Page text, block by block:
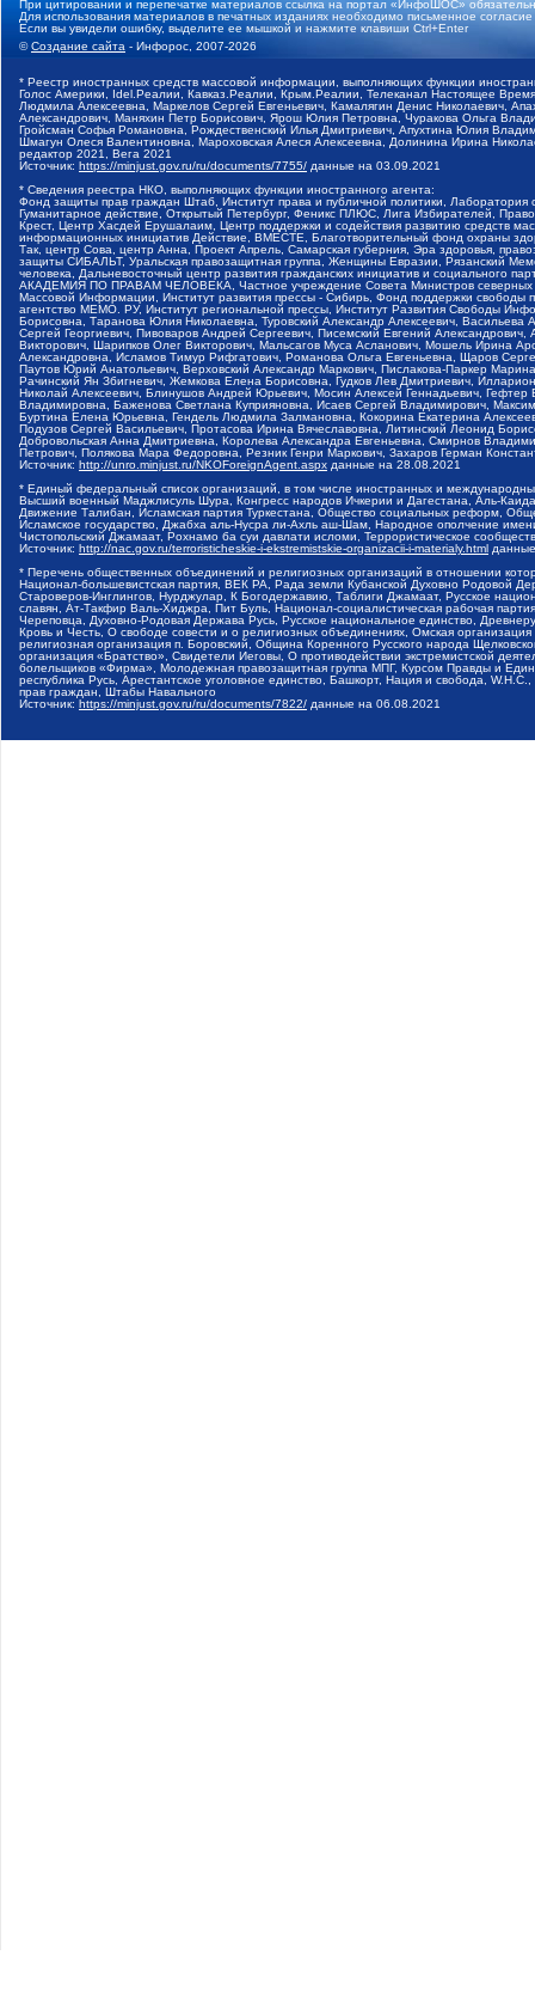
При цитировании и перепечатке материалов ссылка на портал «ИнфоШОС»
Для использования материалов в печатных изданиях необходимо письменное
Если вы увидели ошибку, выделите ее мышкой и нажмите клавиши Ctrl+Enter
©Создание сайта - Инфорос, 2007-2026
* Реестр иностранных средств массовой информации, выполняющих функции
Голос Америки, Idel.Реалии, Кавказ.Реалии, Крым.Реалии, Телеканал Настоящее
Людмила Алексеевна, Маркелов Сергей Евгеньевич, Камалягин Денис Николаевич,
Александрович, Маняхин Петр Борисович, Ярош Юлия Петровна, Чуракова Ольга
Гройсман Софья Романовна, Рождественский Илья Дмитриевич, Апухтина Юлия
Шмагун Олеся Валентиновна, Мароховская Алеся Алексеевна, Долинина Ирина
редактор 2021, Вега 2021
Источник: https://minjust.gov.ru/ru/documents/7755/ данные на 03.09.2021
* Сведения реестра НКО, выполняющих функции иностранного агента:
Фонд защиты прав граждан Штаб, Институт права и публичной политики,
Гуманитарное действие, Открытый Петербург, Феникс ПЛЮС, Лига Избирателей,
Крест, Центр Хасдей Ерушалаим, Центр поддержки и содействия развитию средств
информационных инициатив Действие, ВМЕСТЕ, Благотворительный фонд охраны
Так, центр Сова, центр Анна, Проект Апрель, Самарская губерния, Эра здоровья,
защиты СИБАЛЬТ, Уральская правозащитная группа, Женщины Евразии, Рязанский
человека, Дальневосточный центр развития гражданских инициатив и социального
АКАДЕМИЯ ПО ПРАВАМ ЧЕЛОВЕКА, Частное учреждение Совета Министров северных
Массовой Информации, Институт развития прессы - Сибирь, Фонд поддержки
агентство МЕМО. РУ, Институт региональной прессы, Институт Развития Свободы
Борисовна, Таранова Юлия Николаевна, Туровский Александр Алексеевич,
Сергей Георгиевич, Пивоваров Андрей Сергеевич, Писемский Евгений
Викторович, Шарипков Олег Викторович, Мальсагов Муса Асланович, Мошель Ирина
Александровна, Исламов Тимур Рифгатович, Романова Ольга Евгеньевна, Щаров
Паутов Юрий Анатольевич, Верховский Александр Маркович, Пислакова-Паркер
Рачинский Ян Збигневич, Жемкова Елена Борисовна, Гудков Лев Дмитриевич,
Николай Алексеевич, Блинушов Андрей Юрьевич, Мосин Алексей Геннадьевич,
Владимировна, Баженова Светлана Куприяновна, Исаев Сергей Владимирович,
Буртина Елена Юрьевна, Гендель Людмила Залмановна, Кокорина Екатерина
Подузов Сергей Васильевич, Протасова Ирина Вячеславовна, Литинский Леонид
Добровольская Анна Дмитриевна, Королева Александра Евгеньевна, Смирнов
Петрович, Полякова Мара Федоровна, Резник Генри Маркович, Захаров Герман
Источник: http://unro.minjust.ru/NKOForeignAgent.aspx данные на 28.08.2021
* Единый федеральный список организаций, в том числе иностранных и
Высший военный Маджлисуль Шура, Конгресс народов Ичкерии и Дагестана, Аль-
Движение Талибан, Исламская партия Туркестана, Общество социальных реформ,
Исламское государство, Джабха аль-Нусра ли-Ахль аш-Шам, Народное ополчение
Чистопольский Джамаат, Рохнамо ба суи давлати исломи, Террористическое
Источник: http://nac.gov.ru/terroristicheskie-i-ekstremistskie-organizacii-i-materialy.html
* Перечень общественных объединений и религиозных организаций в отношении
Национал-большевистская партия, ВЕК РА, Рада земли Кубанской Духовно Родовой
Староверов-Инглингов, Нурджулар, К Богодержавию, Таблиги Джамаат, Русское
славян, Ат-Такфир Валь-Хиджра, Пит Буль, Национал-социалистическая рабочая
Череповца, Духовно-Родовая Держава Русь, Русское национальное единство,
Кровь и Честь, О свободе совести и о религиозных объединениях, Омская
религиозная организация п. Боровский, Община Коренного Русского народа
организация «Братство», Свидетели Иеговы, О противодействии экстремистской
болельщиков «Фирма», Молодежная правозащитная группа МПГ, Курсом Правды и
республика Русь, Арестантское уголовное единство, Башкорт, Нация и свобода,
прав граждан, Штабы Навального
Источник: https://minjust.gov.ru/ru/documents/7822/ данные на 06.08.2021